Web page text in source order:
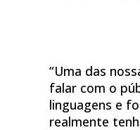
“Uma das
falar com o
linguagens e
realmente